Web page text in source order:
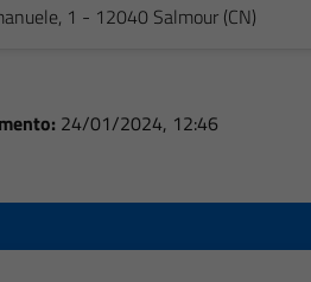
1 - 12040 Salmour (CN)
24/01/2024, 12:46